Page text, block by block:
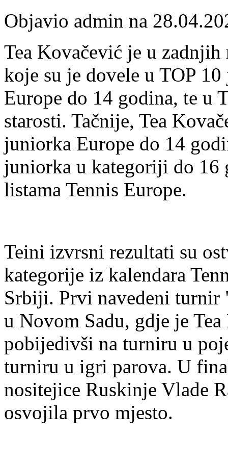
Objavio admin na
Tea Kovačević je u zadnjih
koje su je dovele u TOP
Europe do 14 godina, te u
starosti. Tačnije, Tea
juniorka Europe do 14
juniorka u kategoriji do 16
listama Tennis Europe.
Teini izvrsni rezultati su
kategorije iz kalendara
Srbiji. Prvi navedeni
u Novom Sadu, gdje je
pobijedivši na turniru u
turniru u igri parova. U
nositejice Ruskinje Vlade
osvojila prvo mjesto.